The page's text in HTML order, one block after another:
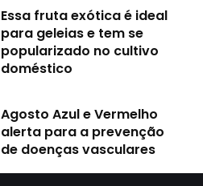
Essa fruta exótica é ideal
para geleias e tem se
popularizado no cultivo
doméstico
Agosto Azul e Vermelho
alerta para a prevenção
de doenças vasculares